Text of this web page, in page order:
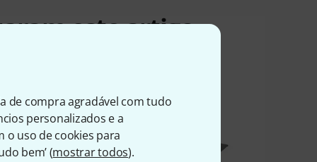
de compra agradável com tudo
personalizados e a
o uso de cookies para
bem’ (mostrar todos).
este artigo